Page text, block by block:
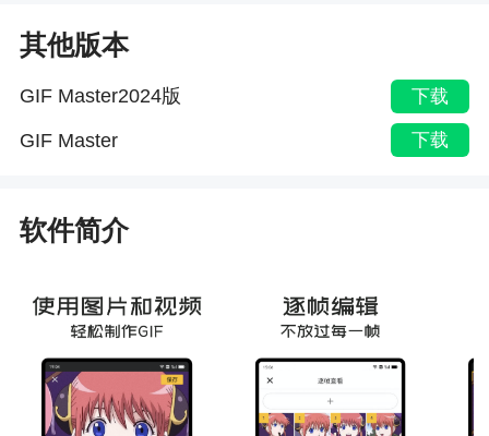
其他版本
GIF Master2024版 下载
GIF Master 下载
软件简介